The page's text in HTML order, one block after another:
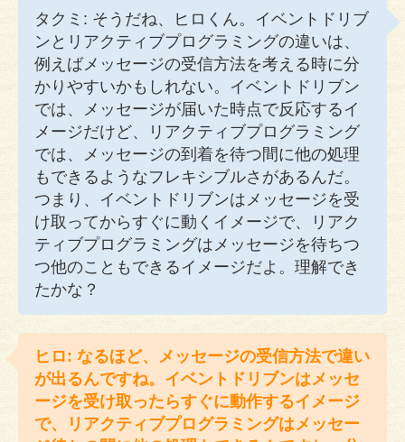
タクミ: そうだね、ヒロくん。イベントドリブ
ンとリアクティブプログラミングの違いは、
例えばメッセージの受信方法を考える時に分
かりやすいかもしれない。イベントドリブン
では、メッセージが届いた時点で反応するイ
メージだけど、リアクティブプログラミング
では、メッセージの到着を待つ間に他の処理
もできるようなフレキシブルさがあるんだ。
つまり、イベントドリブンはメッセージを受
け取ってからすぐに動くイメージで、リアク
ティブプログラミングはメッセージを待ちつ
つ他のこともできるイメージだよ。理解でき
たかな？
ヒロ: なるほど、メッセージの受信方法で違い
が出るんですね。イベントドリブンはメッセ
ージを受け取ったらすぐに動作するイメージ
で、リアクティブプログラミングはメッセー